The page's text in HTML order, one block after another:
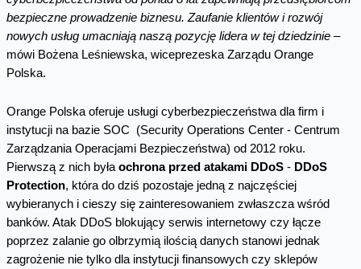
bezpieczne prowadzenie biznesu. Zaufanie klientów i rozwój
nowych usług umacniają naszą pozycję lidera w tej dziedzinie –
mówi Bożena Leśniewska, wiceprezeska Zarządu Orange
Polska.
Orange Polska oferuje usługi cyberbezpieczeństwa dla firm i
instytucji na bazie SOC (Security Operations Center - Centrum
Zarządzania Operacjami Bezpieczeństwa) od 2012 roku.
Pierwszą z nich byłaochrona przed atakami DDoS- DDoS
Protection, która do dziś pozostaje jedną z najczęściej
wybieranych i cieszy się zainteresowaniem zwłaszcza wśród
banków. Atak DDoS blokujący serwis internetowy czy łącze
poprzez zalanie go olbrzymią ilością danych stanowi jednak
zagrożenie nie tylko dla instytucji finansowych czy sklepów